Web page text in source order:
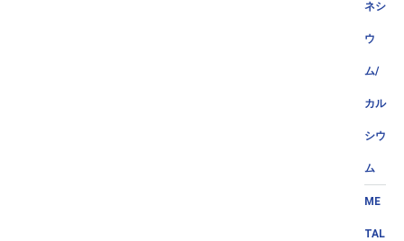
ネシ
ウ
ム/
カル
シウ
ム
ME
TAL